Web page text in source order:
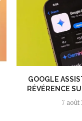
GOOGLE
RÉVÉRENCE
7 août